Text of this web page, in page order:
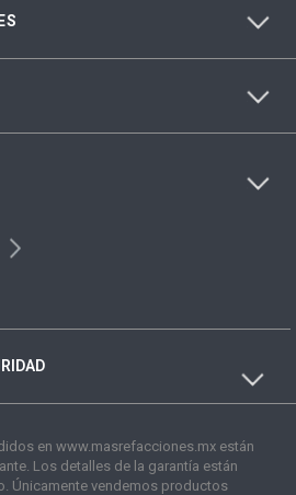
en www.masrefacciones.mx están
Los detalles de la garantía están
Únicamente vendemos productos